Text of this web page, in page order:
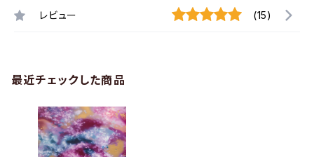
レビュー (15)
最近チェックした商品